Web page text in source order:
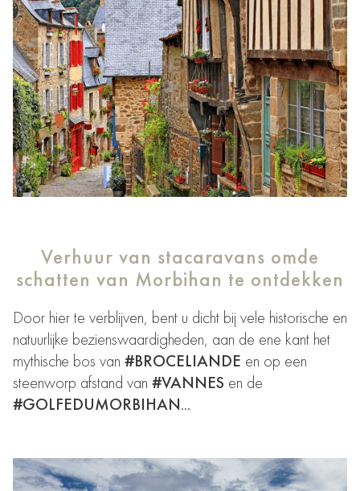
Verhuur van stacaravans omde
schatten van Morbihan te ontdekken
Door hier te verblijven, bent u dicht bij vele historische en
natuurlijke bezienswaardigheden, aan de ene kant het
mythische bos van #BROCELIANDE en op een
steenworp afstand van #VANNES en de
#GOLFEDUMORBIHAN…